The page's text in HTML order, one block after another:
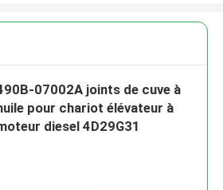
07002A joints de cuve à
pour chariot élévateur à
diesel 4D29G31